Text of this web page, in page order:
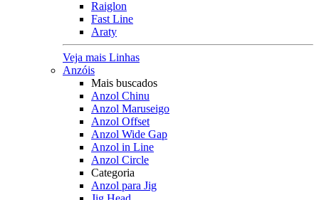
Raiglon
Fast Line
Araty
Veja mais Linhas
Anzóis
Mais buscados
Anzol Chinu
Anzol Maruseigo
Anzol Offset
Anzol Wide Gap
Anzol in Line
Anzol Circle
Categoria
Anzol para Jig